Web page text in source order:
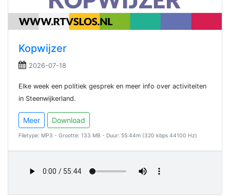
Kopwijzer
2026-07-18
Elke week een politiek gesprek en meer info over activiteiten
in Steenwijkerland.
Meer Download
Filetype: MP3 - Grootte: 133 MB - Duur: 55:44m (320 kbps 44100 Hz)